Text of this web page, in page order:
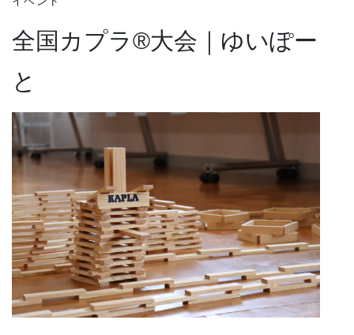
全国カプラ®大会｜ゆいぽー
と